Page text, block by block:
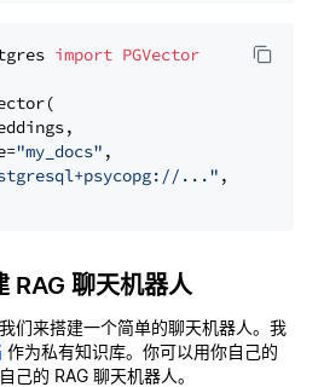
import PGVector
"my_docs" ,
..." ,
RAG 聊天机器人
们来搭建一个简单的聊天机器人。我
作为私有知识库。你可以用你自己的
己的 RAG 聊天机器人。